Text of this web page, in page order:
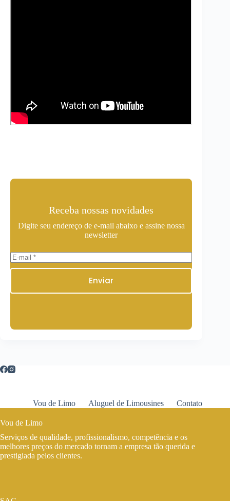
Receba nossas novidades
Digite seu endereço de e-mail abaixo e assine nossa
newsletter
Enviar
Vou de Limo Aluguel de Limousines Contato
Vou de Limo
Serviços de qualidade, profissionalismo, competência e os
melhores preços do mercado tornam a empresa tão querida e
prestigiada pelos clientes.